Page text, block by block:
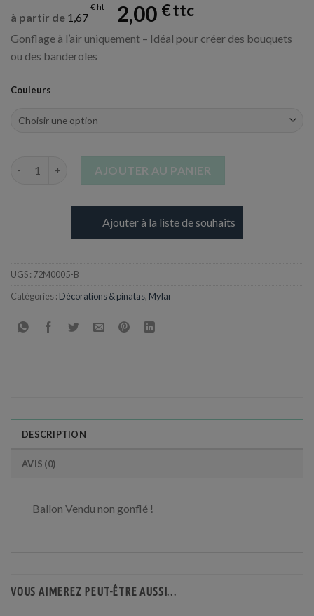
à partir de 1,67
€ 2,00 €
Gonflage à l’air uniquement – Idéal pour créer des bouquets
ou des banderoles
Couleurs
AJOUTER AU PANIER
Ajouter à la liste de souhaits
UGS : 72M0005-B
Catégories : Décorations & pinatas, Mylar
DESCRIPTION
AVIS (0)
Ballon Vendu non gonflé !
VOUS AIMEREZ PEUT-ÊTRE AUSSI…